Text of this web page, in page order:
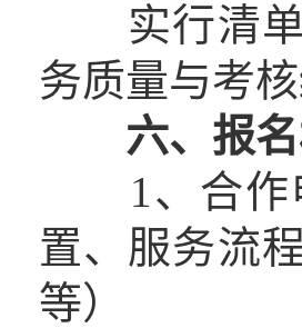
实行清单
务质量与考
六、报
1、合作申
置、服务流
等）